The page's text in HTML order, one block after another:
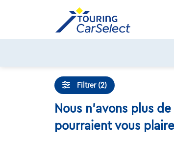
Filtrer (2)
Nous n'avons plus
pourraient vous